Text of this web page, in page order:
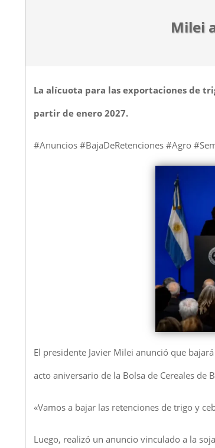
Milei
La alícuota para las exportaciones de
partir de enero 2027.
#Anuncios #BajaDeRetenciones #Agro
El presidente Javier Milei anunció que
acto aniversario de la Bolsa de Cereales de
«Vamos a bajar las retenciones de trigo y
Luego, realizó un anuncio vinculado a la